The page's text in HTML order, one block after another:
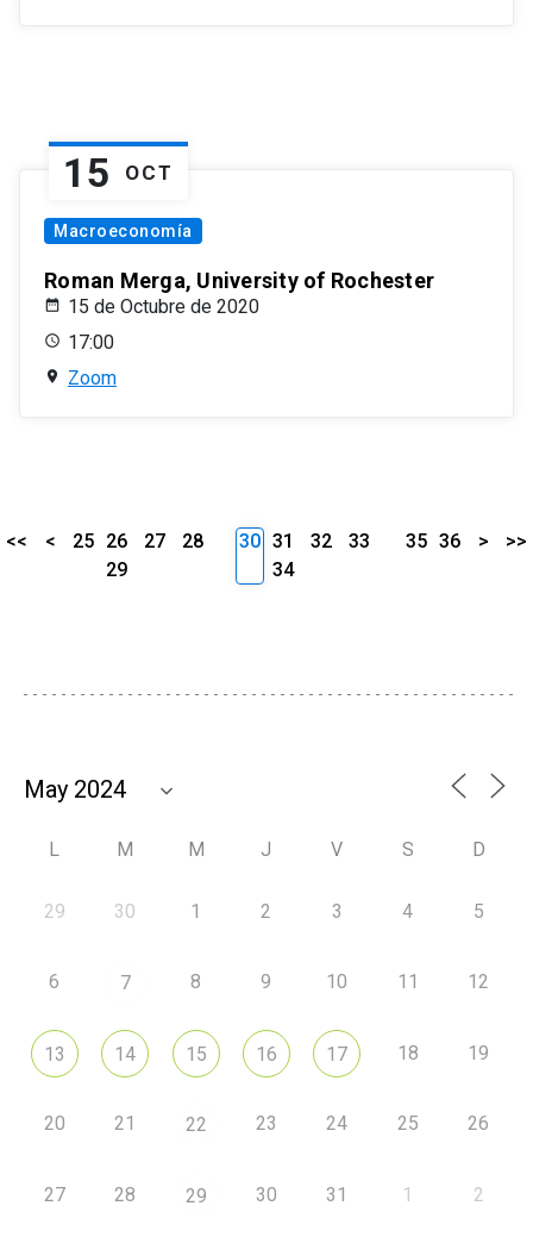
15 OCT
Macroeconomía
Roman Merga, University of Rochester
15 de Octubre de 2020
17:00
Zoom
<< < 25 26 27
28
29
30 31 32
33
34
35 36 > >>
L M M J V S D
29 30 1 2 3 4 5
6 7 8 9 10 11 12
13 14 15 16 17 18 19
20 21 22 23 24 25 26
27 28 29 30 31 1 2